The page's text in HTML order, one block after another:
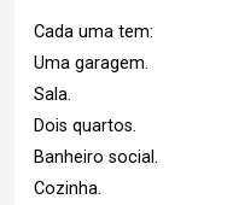
Cada uma tem:
Uma garagem.
Sala.
Dois quartos.
Banheiro social.
Cozinha.